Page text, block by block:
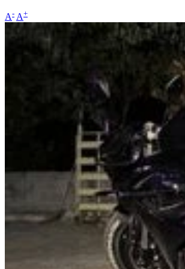
A- A+